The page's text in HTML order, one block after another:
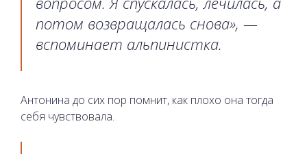
потом возвращалась снова», —
вспоминает альпинистка.
Антонина до сих пор помнит, как плохо она тогда
себя чувствовала.